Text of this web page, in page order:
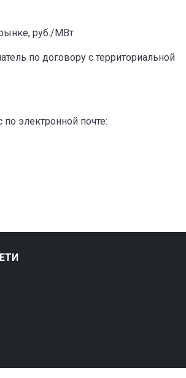
руб./МВт
по договору с территориальной
электронной почте: